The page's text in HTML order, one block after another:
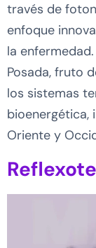
través de
enfoque
la
Posada, fruto
los sistemas
bioenergética,
Oriente y